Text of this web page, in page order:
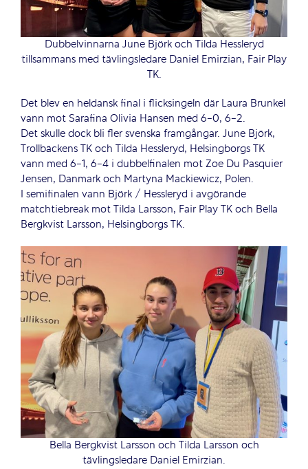
Dubbelvinnarna June Björk och Tilda Hessleryd
tillsammans med tävlingsledare Daniel Emirzian, Fair Play
TK.
Det blev en heldansk final i flicksingeln där Laura Brunkel
vann mot Sarafina Olivia Hansen med 6-0, 6-2.
Det skulle dock bli fler svenska framgångar. June Björk,
Trollbäckens TK och Tilda Hessleryd, Helsingborgs TK
vann med 6-1, 6-4 i dubbelfinalen mot Zoe Du Pasquier
Jensen, Danmark och Martyna Mackiewicz, Polen.
I semifinalen vann Björk / Hessleryd i avgörande
matchtiebreak mot Tilda Larsson, Fair Play TK och Bella
Bergkvist Larsson, Helsingborgs TK.
Bella Bergkvist Larsson och Tilda Larsson och
tävlingsledare Daniel Emirzian.